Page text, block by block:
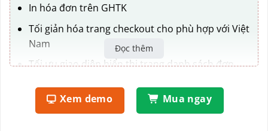
In hóa đơn trên GHTK
Tối giản hóa trang checkout cho phù hợp với Việt
Nam
Tối ưu giao diện hiển thị trang danh sách đơn
Đọc thêm
Xem demo Mua ngay